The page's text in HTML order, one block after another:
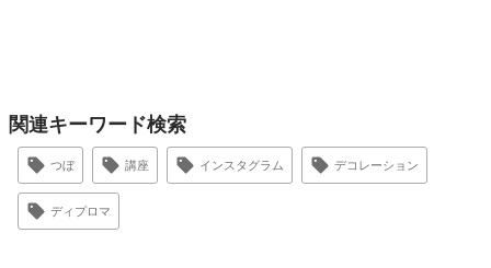
関連キーワード検索
つぼ 講座 インスタグラム デコレーション
ディプロマ